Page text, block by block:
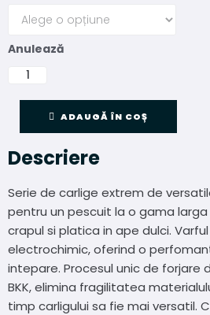
Anulează
ADAUGĂ ÎN COȘ
Descriere
Serie de carlige extrem de
pentru un pescuit la o gama
crapul si platica in ape dulci.
electrochimic, oferind o
intepare. Procesul unic de forjare
BKK, elimina fragilitatea
timp carligului sa fie mai versatil.